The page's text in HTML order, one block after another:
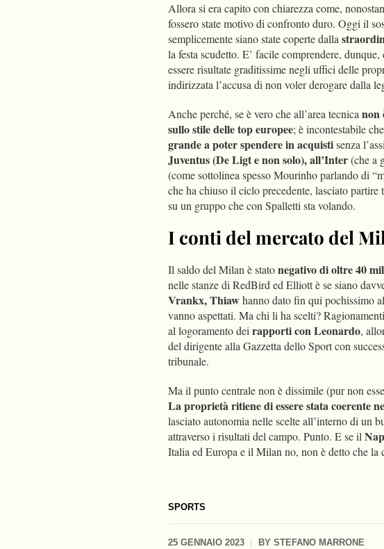
SPORTS
25 GENNAIO 2023 BY STEFANO MARRONE
Allora si era capito con chiarezza come,
fossero state motivo di confronto duro. Oggi il
semplicemente siano state coperte dalla
la festa scudetto. E’ facile comprendere,
essere risultate graditissime negli uffici delle
indirizzata l’accusa di non voler derogare dalla
Anche perché, se è vero che all’area tecnicanon
sullo stile delle top europee; è incontestabile
grande a poter spendere in acquistisenza
Juventus (De Ligt e non solo), all’Inter(che a
(come sottolinea spesso Mourinho parlando di
che ha chiuso il ciclo precedente, lasciato
su un gruppo che con Spalletti sta volando.
I conti del mercato del
Il saldo del Milan è statonegativo di oltre 40
nelle stanze di RedBird ed Elliott è se siano
Vrankx, Thiawhanno dato fin qui pochissimo
vanno aspettati. Ma chi li ha scelti?
al logoramento deirapporti con Leonardo,
del dirigente alla Gazzetta dello Sport con
tribunale.
Ma il punto centrale non è dissimile (pur non
La proprietà ritiene di essere stata coerente
lasciato autonomia nelle scelte all’interno di un
attraverso i risultati del campo. Punto. E se il
Italia ed Europa e il Milan no, non è detto che la